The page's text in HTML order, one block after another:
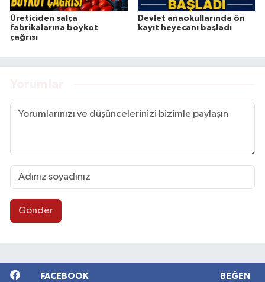
Üreticiden salça
fabrikalarına boykot
çağrısı
Devlet anaokullarında ön
kayıt heyecanı başladı
Gönder
FACEBOOK BEĞEN